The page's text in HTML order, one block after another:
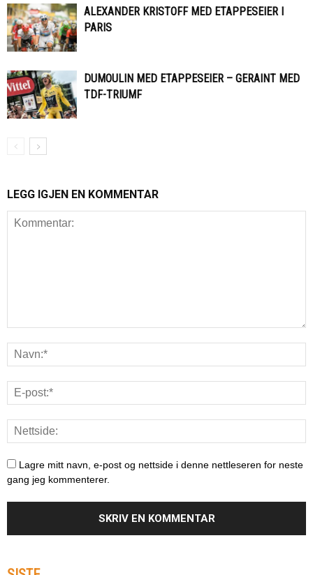
ALEXANDER KRISTOFF MED ETAPPESEIER I
PARIS
DUMOULIN MED ETAPPESEIER – GERAINT MED
TDF-TRIUMF
LEGG IGJEN EN KOMMENTAR
Lagre mitt navn, e-post og nettside i denne nettleseren for neste
gang jeg kommenterer.